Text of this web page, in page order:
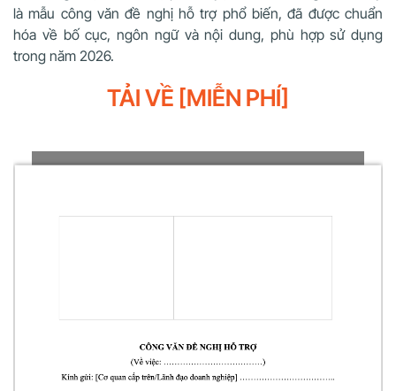
là mẫu công văn đề nghị hỗ trợ phổ biến, đã được chuẩn
hóa về bố cục, ngôn ngữ và nội dung, phù hợp sử dụng
trong năm 2026.
TẢI VỀ [MIỄN PHÍ]